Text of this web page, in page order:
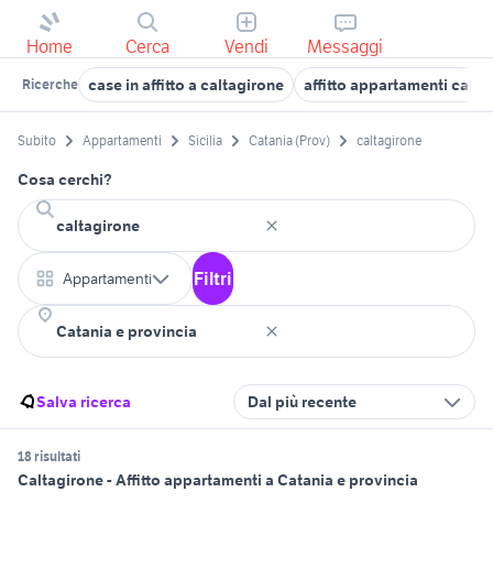
Home Cerca Vendi Messaggi
Ricerche case in affitto a caltagirone affitto appartamenti
Subito Appartamenti Sicilia Catania (Prov) caltagirone
Cosa cerchi?
Appartamenti Filtri
Salva ricerca Dal più recente
18 risultati
Caltagirone - Affitto appartamenti a Catania e provincia